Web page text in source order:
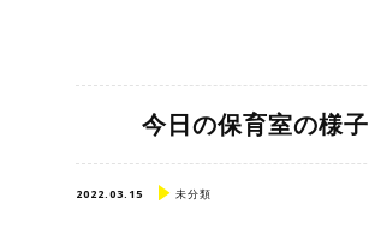
今日の保育室の様子
2022.03.15 未分類